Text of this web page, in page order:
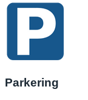
Parkering